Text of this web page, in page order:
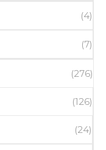
(4)
(7)
(276)
(126)
(24)